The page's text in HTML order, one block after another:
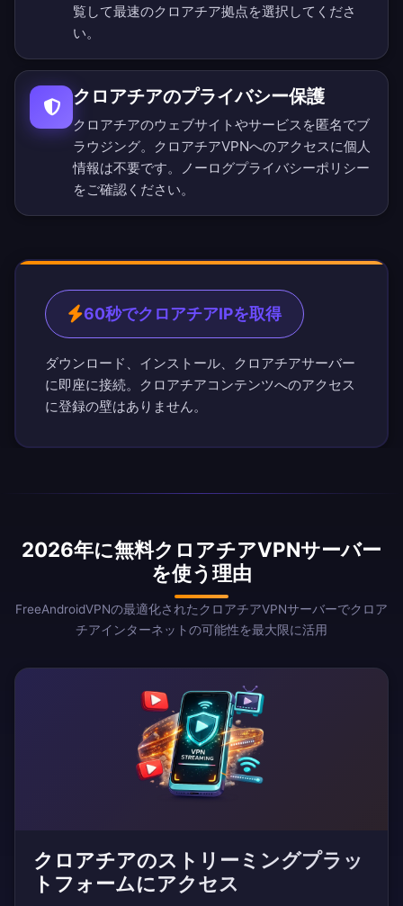
覧 して最速のクロアチア拠点を選択してくださ
い。
クロアチアのプライバシー保護
クロアチアのウェブサイトやサービスを匿名でブ
ラウジング。クロアチアVPNへのアクセスに個人
情報は不要です。
ノーログプライバシーポリシー
をご確認ください。
60秒でクロアチアIPを取得
ダウンロード、インストール、クロアチアサーバー
に即座に接続。クロアチアコンテンツへのアクセス
に登録の壁はありません。
2026年に無料クロアチアVPNサーバー
を使う理由
FreeAndroidVPNの最適化されたクロアチアVPNサーバーでクロア
チアインターネットの可能性を最大限に活用
クロアチアのストリーミングプラッ
トフォームにアクセス